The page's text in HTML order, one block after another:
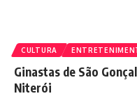
CULTURA
Ginastas de São
Niterói